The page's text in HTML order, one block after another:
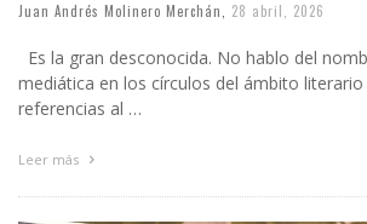
Juan Andrés Molinero Merchán 28 abril, 2026
Es la gran desconocida. No hablo del
mediática en los círculos del ámbito
referencias al …
Leer más